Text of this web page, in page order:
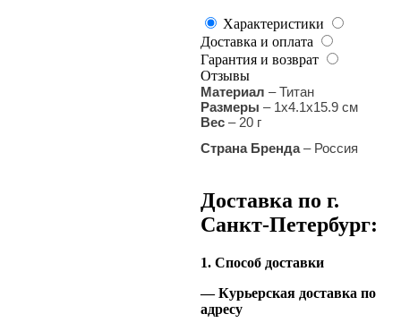
Характеристики
Доставка и оплата
Гарантия и возврат
Отзывы
Материал – Титан
Размеры – 1х4.1х15.9 см
Вес – 20 г
Страна Бренда– Россия
Доставка по г.
Санкт-Петербург:
1. Способ доставки
— Курьерская доставка по
адресу